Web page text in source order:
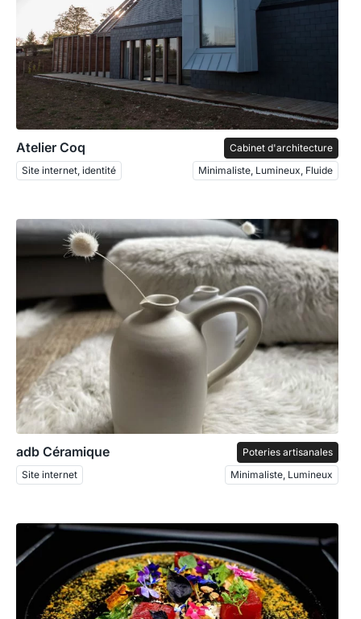
Atelier Coq
Cabinet d'architecture
Site internet, identité
Minimaliste, Lumineux, Fluide
adb Céramique
Poteries artisanales
Site internet
Minimaliste, Lumineux